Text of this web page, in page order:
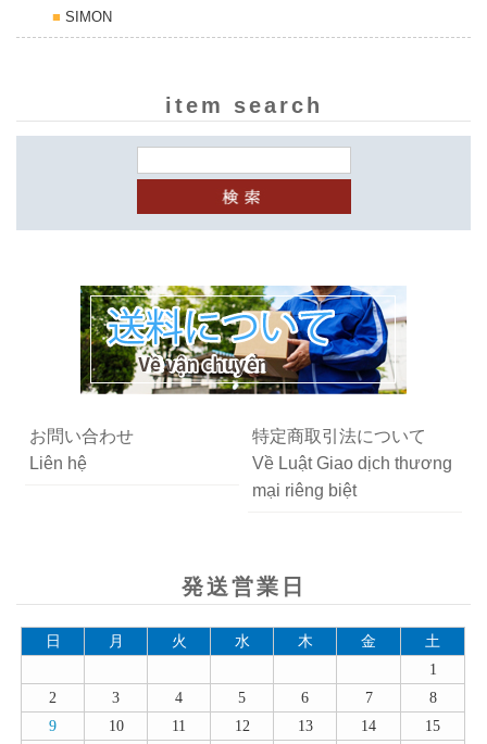
SIMON
item search
お問い合わせ
Liên hệ
特定商取引法について
Về Luật Giao dịch thương
mại riêng biệt
発送営業日
日 月 火 水 木 金
土
1
2
3 4 5 6 7
8
9
10 11 12 13 14
15